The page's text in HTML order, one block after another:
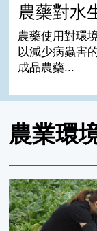
農藥對水
農藥使用對環
以減少病蟲害
成品農藥...
農業環
農藥在環境中之